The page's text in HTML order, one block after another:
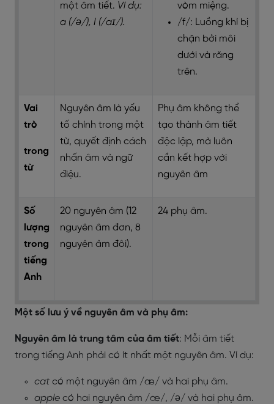
một âm tiết. Ví dụ:
a (/ə/), I (/aɪ/).
vòm miệng.
/f/: Luồng khí bị
chặn bởi môi
dưới và răng
trên.
Vai
trò
trong
từ
Nguyên âm là yếu
tố chính trong một
từ, quyết định cách
nhấn âm và ngữ
điệu.
Phụ âm không thể
tạo thành âm tiết
độc lập, mà luôn
cần kết hợp với
nguyên âm
Số
lượng
trong
tiếng
Anh
20 nguyên âm (12
nguyên âm đơn, 8
nguyên âm đôi).
24 phụ âm.
Một số lưu ý về nguyên âm và phụ âm:
Nguyên âm là trung tâm của âm tiết: Mỗi âm tiết
trong tiếng Anh phải có ít nhất một nguyên âm. Ví dụ:
cat có một nguyên âm /æ/ và hai phụ âm.
apple có hai nguyên âm /æ/, /ə/ và hai phụ âm.